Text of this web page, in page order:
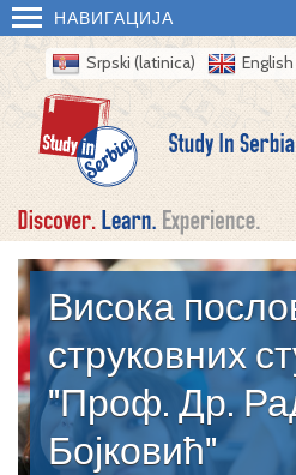
НАВИГАЦИЈА
Srpski (latinica) English
Висока
струковних
"Проф. Др.
Бојковић"